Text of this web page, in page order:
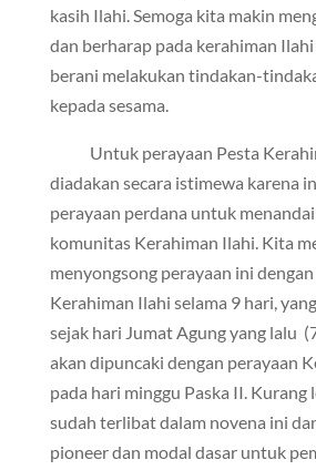
kasih Ilahi. Semoga kita makin
dan berharap pada kerahiman
berani melakukan tindakan-
kepada sesama.
Untuk perayaan Pesta
diadakan secara istimewa karena
perayaan perdana untuk
komunitas Kerahiman Ilahi. Kita
menyongsong perayaan ini
Kerahiman Ilahi selama 9 hari,
sejak hari Jumat Agung yang lalu
akan dipuncaki dengan perayaan
pada hari minggu Paska II. Kurang
sudah terlibat dalam novena ini
pioneer dan modal dasar untuk